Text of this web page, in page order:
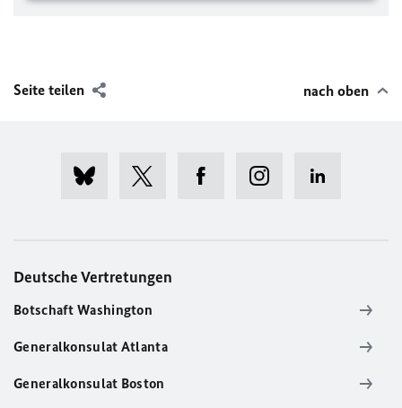
Seite teilen nach oben
Deutsche Vertretungen
Botschaft Washington
Generalkonsulat Atlanta
Generalkonsulat Boston